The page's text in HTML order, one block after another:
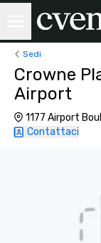
Sedi
Crowne
Airport
1177 Airport
Contattaci